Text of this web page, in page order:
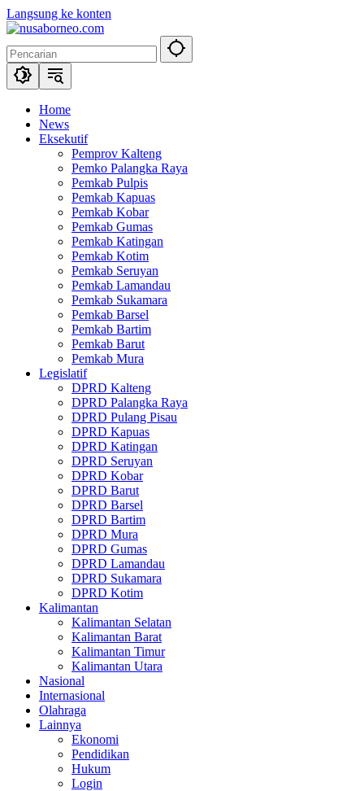
Langsung ke konten
Home
News
Eksekutif
Pemprov Kalteng
Pemko Palangka Raya
Pemkab Pulpis
Pemkab Kapuas
Pemkab Kobar
Pemkab Gumas
Pemkab Katingan
Pemkab Kotim
Pemkab Seruyan
Pemkab Lamandau
Pemkab Sukamara
Pemkab Barsel
Pemkab Bartim
Pemkab Barut
Pemkab Mura
Legislatif
DPRD Kalteng
DPRD Palangka Raya
DPRD Pulang Pisau
DPRD Kapuas
DPRD Katingan
DPRD Seruyan
DPRD Kobar
DPRD Barut
DPRD Barsel
DPRD Bartim
DPRD Mura
DPRD Gumas
DPRD Lamandau
DPRD Sukamara
DPRD Kotim
Kalimantan
Kalimantan Selatan
Kalimantan Barat
Kalimantan Timur
Kalimantan Utara
Nasional
Internasional
Olahraga
Lainnya
Ekonomi
Pendidikan
Hukum
Login